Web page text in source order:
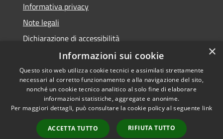
Informativa privacy
Note legali
Dichiarazione di accessibilità
Accessibilità
Privacy
Mappa del sito
Copyright © 2026 • Comune di
Caltanissetta • Powered by
Municipium•Accesso
redazione
×
Informazioni sui cookie
Questo sito web utilizza cookie tecnici e assimilati strettamente
necessari al corretto funzionamento e alla navigazione del sito,
nonché un cookie tecnico analitico al solo fine di elaborare
informazioni statistiche, aggregate e anonime.
Per maggiori dettagli, può consultare la cookie policy al seguente link
ACCETTA TUTTO RIFIUTA TUTTO